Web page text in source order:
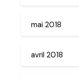
mai 2018
avril 2018